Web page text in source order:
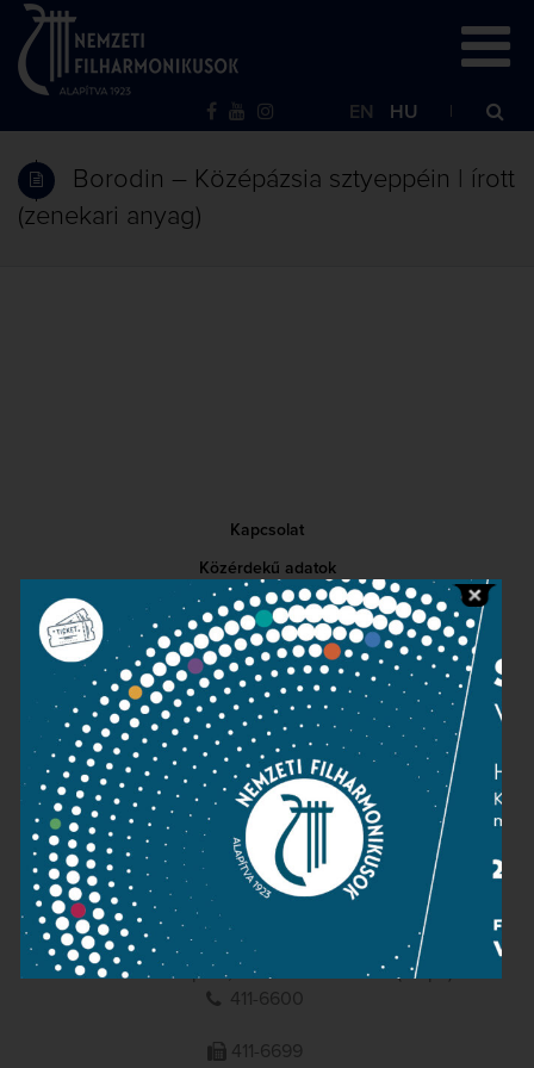
EN HU
Borodin – Középázsia sztyeppéin | írott
(zenekari anyag)
Kapcsolat
Közérdekű adatok
Sajtószoba
Adatvédelem
Impresszum
NEMZETI
FILHARMONIKUSOK
1095 Budapest, Komor Marcell u. 1. (Müpa)
411-6600
411-6699